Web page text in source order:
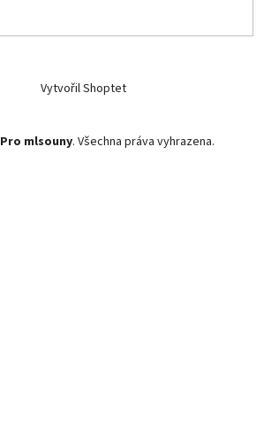
Vytvořil Shoptet
Pro mlsouny. Všechna práva vyhrazena.